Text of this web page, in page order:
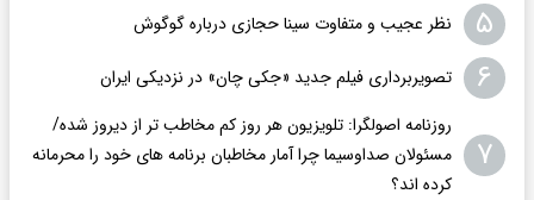
۵ نظر عجیب و متفاوت سینا حجازی درباره گوگوش
۶ تصویربرداری فیلم جدید «جکی چان» در نزدیکی ایران
۷
روزنامه اصولگرا: تلویزیون هر روز کم مخاطب تر از دیروز شده/
مسئولان صداوسیما چرا آمار مخاطبان برنامه های خود را محرمانه
کرده اند؟